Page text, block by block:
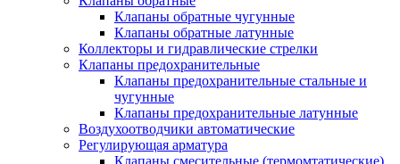
Клапаны обратные чугунные
Клапаны обратные латунные
Коллекторы и гидравлические стрелки
Клапаны предохранительные
Клапаны предохранительные стальные и
чугунные
Клапаны предохранительные латунные
Воздухоотводчики автоматические
Регулирующая арматура
Клапаны смесительные (термомтатические)